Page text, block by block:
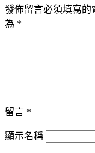
發佈留言必須填寫的
為 *
留言 *
顯示名稱